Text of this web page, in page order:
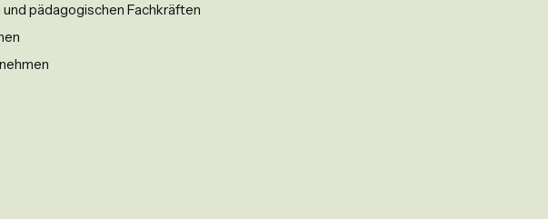
und pädagogischen Fachkräften